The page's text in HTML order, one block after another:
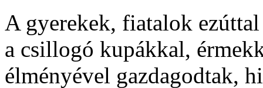
A gyerekek, fiatalok
a csillogó kupákkal,
élményével gazdagodtak,